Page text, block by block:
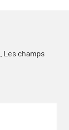
Les champs